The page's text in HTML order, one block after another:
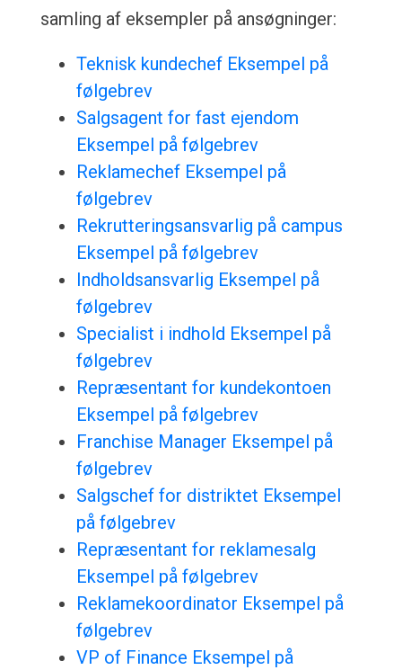
samling af eksempler på ansøgninger:
Teknisk kundechef Eksempel på
følgebrev
Salgsagent for fast ejendom
Eksempel på følgebrev
Reklamechef Eksempel på
følgebrev
Rekrutteringsansvarlig på campus
Eksempel på følgebrev
Indholdsansvarlig Eksempel på
følgebrev
Specialist i indhold Eksempel på
følgebrev
Repræsentant for kundekontoen
Eksempel på følgebrev
Franchise Manager Eksempel på
følgebrev
Salgschef for distriktet Eksempel
på følgebrev
Repræsentant for reklamesalg
Eksempel på følgebrev
Reklamekoordinator Eksempel på
følgebrev
VP of Finance Eksempel på